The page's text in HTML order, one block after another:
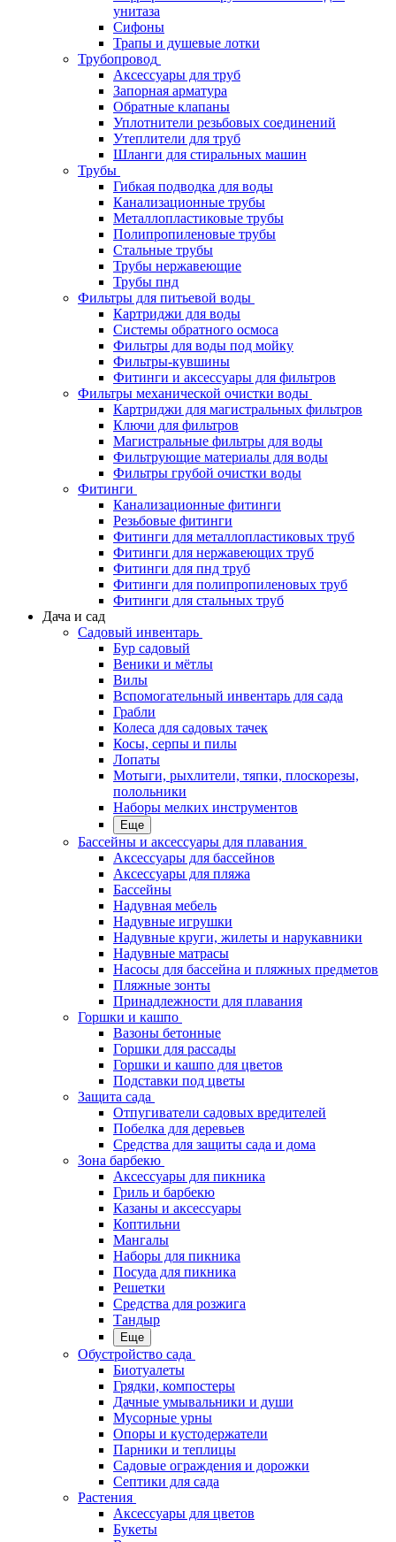
унитаза
Сифоны
Трапы и душевые лотки
Трубопровод
Аксессуары для труб
Запорная арматура
Обратные клапаны
Уплотнители резьбовых соединений
Утеплители для труб
Шланги для стиральных машин
Трубы
Гибкая подводка для воды
Канализационные трубы
Металлопластиковые трубы
Полипропиленовые трубы
Стальные трубы
Трубы нержавеющие
Трубы пнд
Фильтры для питьевой воды
Картриджи для воды
Системы обратного осмоса
Фильтры для воды под мойку
Фильтры-кувшины
Фитинги и аксессуары для фильтров
Фильтры механической очистки воды
Картриджи для магистральных фильтров
Ключи для фильтров
Магистральные фильтры для воды
Фильтрующие материалы для воды
Фильтры грубой очистки воды
Фитинги
Канализационные фитинги
Резьбовые фитинги
Фитинги для металлопластиковых труб
Фитинги для нержавеющих труб
Фитинги для пнд труб
Фитинги для полипропиленовых труб
Фитинги для стальных труб
Дача и сад
Садовый инвентарь
Бур садовый
Веники и мётлы
Вилы
Вспомогательный инвентарь для сада
Грабли
Колеса для садовых тачек
Косы, серпы и пилы
Лопаты
Мотыги, рыхлители, тяпки, плоскорезы,
полольники
Наборы мелких инструментов
Еще
Бассейны и аксессуары для плавания
Аксессуары для бассейнов
Аксессуары для пляжа
Бассейны
Надувная мебель
Надувные игрушки
Надувные круги, жилеты и нарукавники
Надувные матрасы
Насосы для бассейна и пляжных предметов
Пляжные зонты
Принадлежности для плавания
Горшки и кашпо
Вазоны бетонные
Горшки для рассады
Горшки и кашпо для цветов
Подставки под цветы
Защита сада
Отпугиватели садовых вредителей
Побелка для деревьев
Средства для защиты сада и дома
Зона барбекю
Аксессуары для пикника
Гриль и барбекю
Казаны и аксессуары
Коптильни
Мангалы
Наборы для пикника
Посуда для пикника
Решетки
Средства для розжига
Тандыр
Еще
Обустройство сада
Биотуалеты
Грядки, компостеры
Дачные умывальники и души
Мусорные урны
Опоры и кустодержатели
Парники и теплицы
Садовые ограждения и дорожки
Септики для сада
Растения
Аксессуары для цветов
Букеты